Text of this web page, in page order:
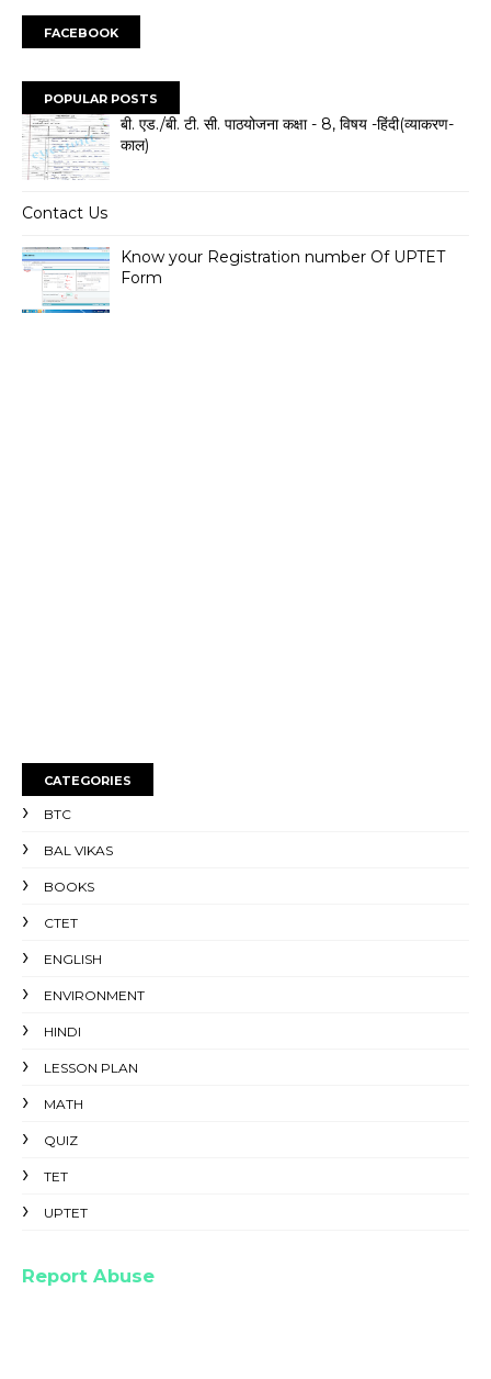
FACEBOOK
POPULAR POSTS
बी. एड./बी. टी. सी. पाठयोजना कक्षा - 8, विषय -हिंदी(व्याकरण-
काल)
Contact Us
Know your Registration number Of UPTET
Form
CATEGORIES
BTC
BAL VIKAS
BOOKS
CTET
ENGLISH
ENVIRONMENT
HINDI
LESSON PLAN
MATH
QUIZ
TET
UPTET
Report Abuse